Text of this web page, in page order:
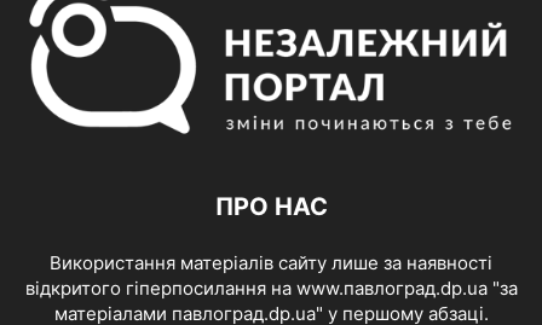
ПРО НАС
Використання матеріалів сайту лише за наявності
відкритого гіперпосилання на www.павлоград.dp.ua "за
матеріалами павлоград.dp.ua" у першому абзаці.